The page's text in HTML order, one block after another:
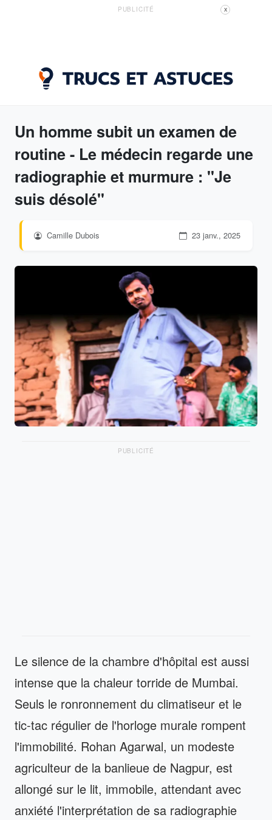
PUBLICITÉ X
Un homme subit un examen de
routine - Le médecin regarde une
radiographie et murmure : "Je
suis désolé"
Camille Dubois 23 janv., 2025
PUBLICITÉ
Le silence de la chambre d'hôpital est aussi
intense que la chaleur torride de Mumbai.
Seuls le ronronnement du climatiseur et le
tic-tac régulier de l'horloge murale rompent
l'immobilité. Rohan Agarwal, un modeste
agriculteur de la banlieue de Nagpur, est
allongé sur le lit, immobile, attendant avec
anxiété l'interprétation de sa radiographie